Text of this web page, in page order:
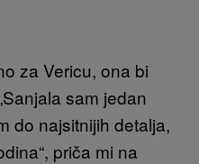
za Vericu, ona bi
sam jedan
do najsitnijih detalja,
priča mi na